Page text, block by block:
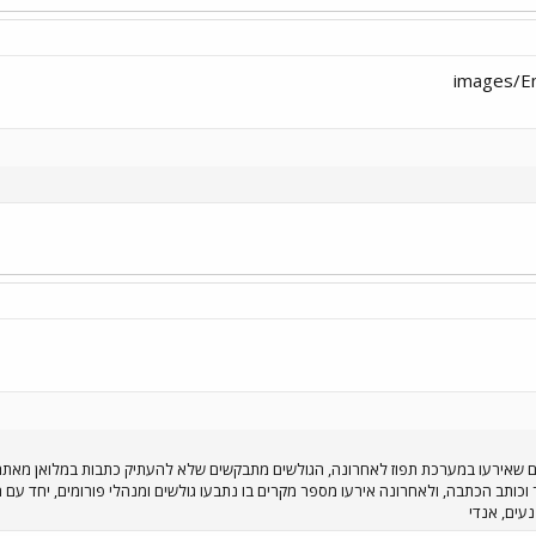
שאירעו במערכת תפוז לאחרונה, הגולשים מתבקשים שלא להעתיק כתבות במלואן
הכתבה, ולאחרונה אירעו מספר מקרים בו נתבעו גולשים ומנהלי פורומים, יחד
אנדי